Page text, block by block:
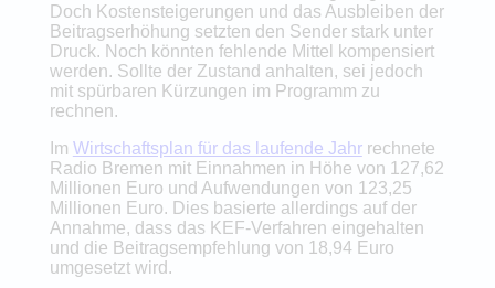
Doch Kostensteigerungen und das Ausbleiben der
Beitragserhöhung setzten den Sender stark unter
Druck. Noch könnten fehlende Mittel kompensiert
werden. Sollte der Zustand anhalten, sei jedoch
mit spürbaren Kürzungen im Programm zu
rechnen.
Im Wirtschaftsplan für das laufende Jahrrechnete
Radio Bremen mit Einnahmen in Höhe von 127,62
Millionen Euro und Aufwendungen von 123,25
Millionen Euro. Dies basierte allerdings auf der
Annahme, dass das KEF-Verfahren eingehalten
und die Beitragsempfehlung von 18,94 Euro
umgesetzt wird.